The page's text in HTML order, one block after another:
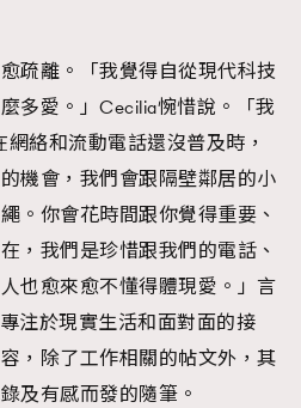
疏離。「我覺得自從現代科技
多愛。」Cecilia惋惜說。「我
絡和流動電話還沒普及時，
機會，我們會跟隔壁鄰居的小
。你會花時間跟你覺得重要、
，我們是珍惜跟我們的電話、
也愈來愈不懂得體現愛。」言
注於現實生活和面對面的接
，除了工作相關的帖文外，其
及有感而發的隨筆。